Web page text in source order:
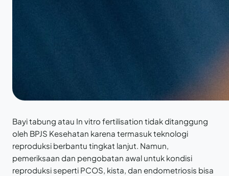
Bayi tabung atau In vitro fertilisation tidak ditanggung
oleh BPJS Kesehatan karena termasuk teknologi
reproduksi berbantu tingkat lanjut. Namun,
pemeriksaan dan pengobatan awal untuk kondisi
reproduksi seperti PCOS, kista, dan endometriosis bisa